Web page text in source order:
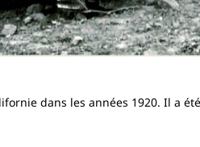
dans les années 1920. Il a